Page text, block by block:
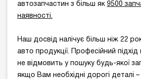
автозапчастин з більш як 9500
наявності.
Наш досвід налічує більш ніж 22
авто продукції. Професійний підхід
не відмовить у пошуку будь-якої
якщо Вам необхідні дорогі деталі